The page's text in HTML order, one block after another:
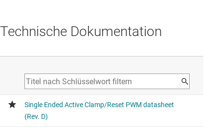
Technische Dokumentation